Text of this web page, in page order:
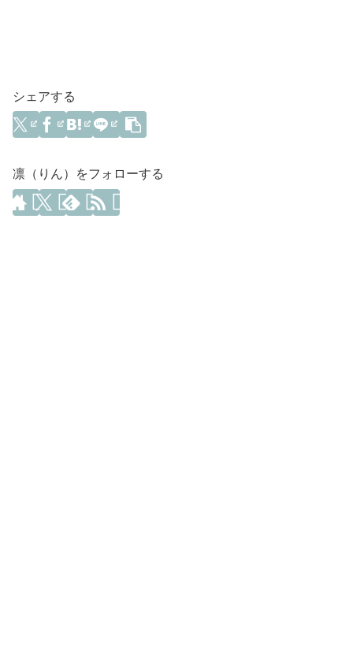
シェアする
凛（りん）をフォローする